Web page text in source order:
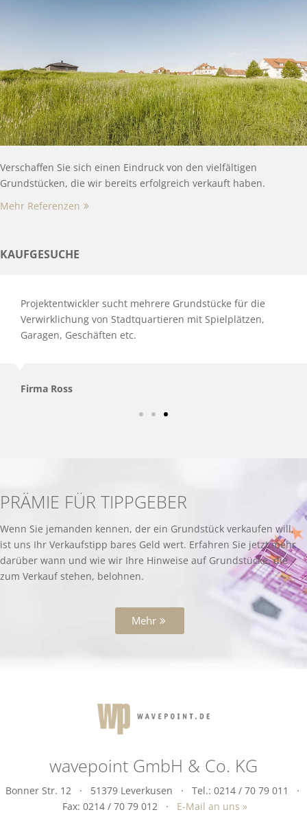
Verschaffen Sie sich einen Eindruck von den vielfältigen
Grundstücken, die wir bereits erfolgreich verkauft haben.
Mehr Referenzen
KAUFGESUCHE
Projektentwickler sucht mehrere Grundstücke für die
Verwirklichung von Stadtquartieren mit Spielplätzen,
Garagen, Geschäften etc.
Firma Ross
PRÄMIE FÜR TIPPGEBER
Wenn Sie jemanden kennen, der ein Grundstück verkaufen will,
ist uns Ihr Verkaufstipp bares Geld wert. Erfahren Sie jetzt mehr
darüber wann und wie wir Ihre Hinweise auf Grundstücke, die
zum Verkauf stehen, belohnen.
Mehr
wavepoint GmbH & Co. KG
Bonner Str. 12 · 51379 Leverkusen · Tel.: 0214 / 70 79 011 ·
Fax: 0214 / 70 79 012 · E-Mail an uns »